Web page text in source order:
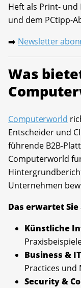
Heft als Print-
und dem PCtipp-
➡️ Newsletter
Was
Computerworld
Entscheider und
führende B2B-
Computerworld
Unternehmen
Das erwartet
Künstliche
Business &
Practices und
Security &